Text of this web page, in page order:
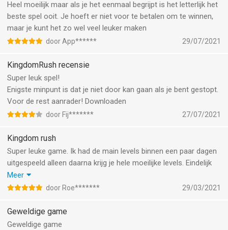
Heel moeilijk maar als je het eenmaal begrijpt is het letterlijk het
beste spel ooit. Je hoeft er niet voor te betalen om te winnen,
maar je kunt het zo wel veel leuker maken
door App****** 29/07/2021
KingdomRush recensie
Super leuk spel!
Enigste minpunt is dat je niet door kan gaan als je bent gestopt.
Voor de rest aanrader! Downloaden
door Fij******* 27/07/2021
Kingdom rush
Super leuke game. Ik had de main levels binnen een paar dagen
uitgespeeld alleen daarna krijg je hele moeilijke levels. Eindelijk
een uitdaging. Wel jammer dat je maar 3 heroes gratis kan
krijgen en voor de andere moet je betalen maar dat is echt
sterk ofzo.
Meer
door Roe******* 29/03/2021
Geweldige game
Geweldige game